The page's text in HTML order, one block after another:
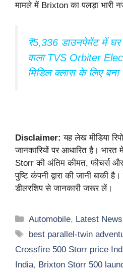
मामले में Brixton का पलड़ा भारी
₹5,336 डाउनपेमेंट में
वाला TVS Orbiter
मिडिल क्लास के लिए
Disclaimer:यह लेख मीडिया
जानकारियों पर आधारित है।
Storr की अंतिम कीमत, फीचर्स
पुष्टि कंपनी द्वारा की जानी बाकी
डीलरशिप से जानकारी जरूर लें।
Categories
Automobile, Latest News
Tags
best parallel-twin
Crossfire 500 Storr price
India, Brixton Storr 500